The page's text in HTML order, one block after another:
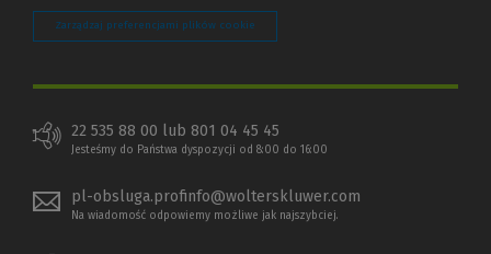
Zarządzaj preferencjami plików cookie
22 535 88 00 lub 801 04 45 45
Jesteśmy do Państwa dyspozycji od 8:00 do 16:00
pl-obsluga.profinfo@wolterskluwer.com
Na wiadomość odpowiemy możliwe jak najszybciej.